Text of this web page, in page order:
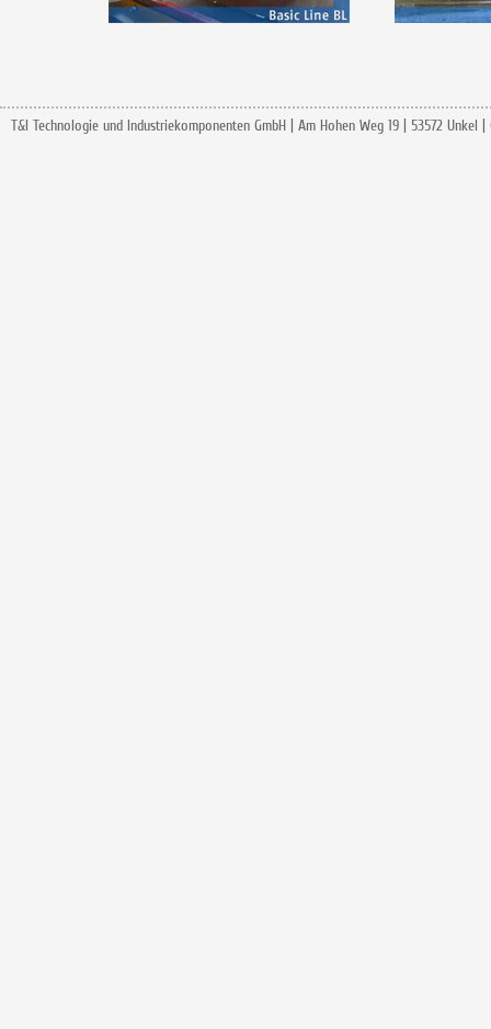
T&I Technologie und Industriekomponenten GmbH | Am Hohen Weg 19 | 53572 Unkel